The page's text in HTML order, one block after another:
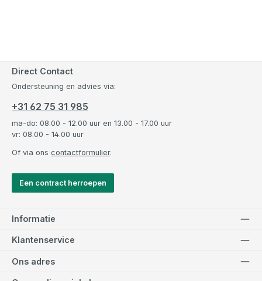
Direct Contact
Ondersteuning en advies via:
+31 62 75 31 985
ma-do: 08.00 - 12.00 uur en 13.00 - 17.00 uur
vr: 08.00 - 14.00 uur
Of via ons contactformulier.
Een contract herroepen
Informatie
Klantenservice
Ons adres